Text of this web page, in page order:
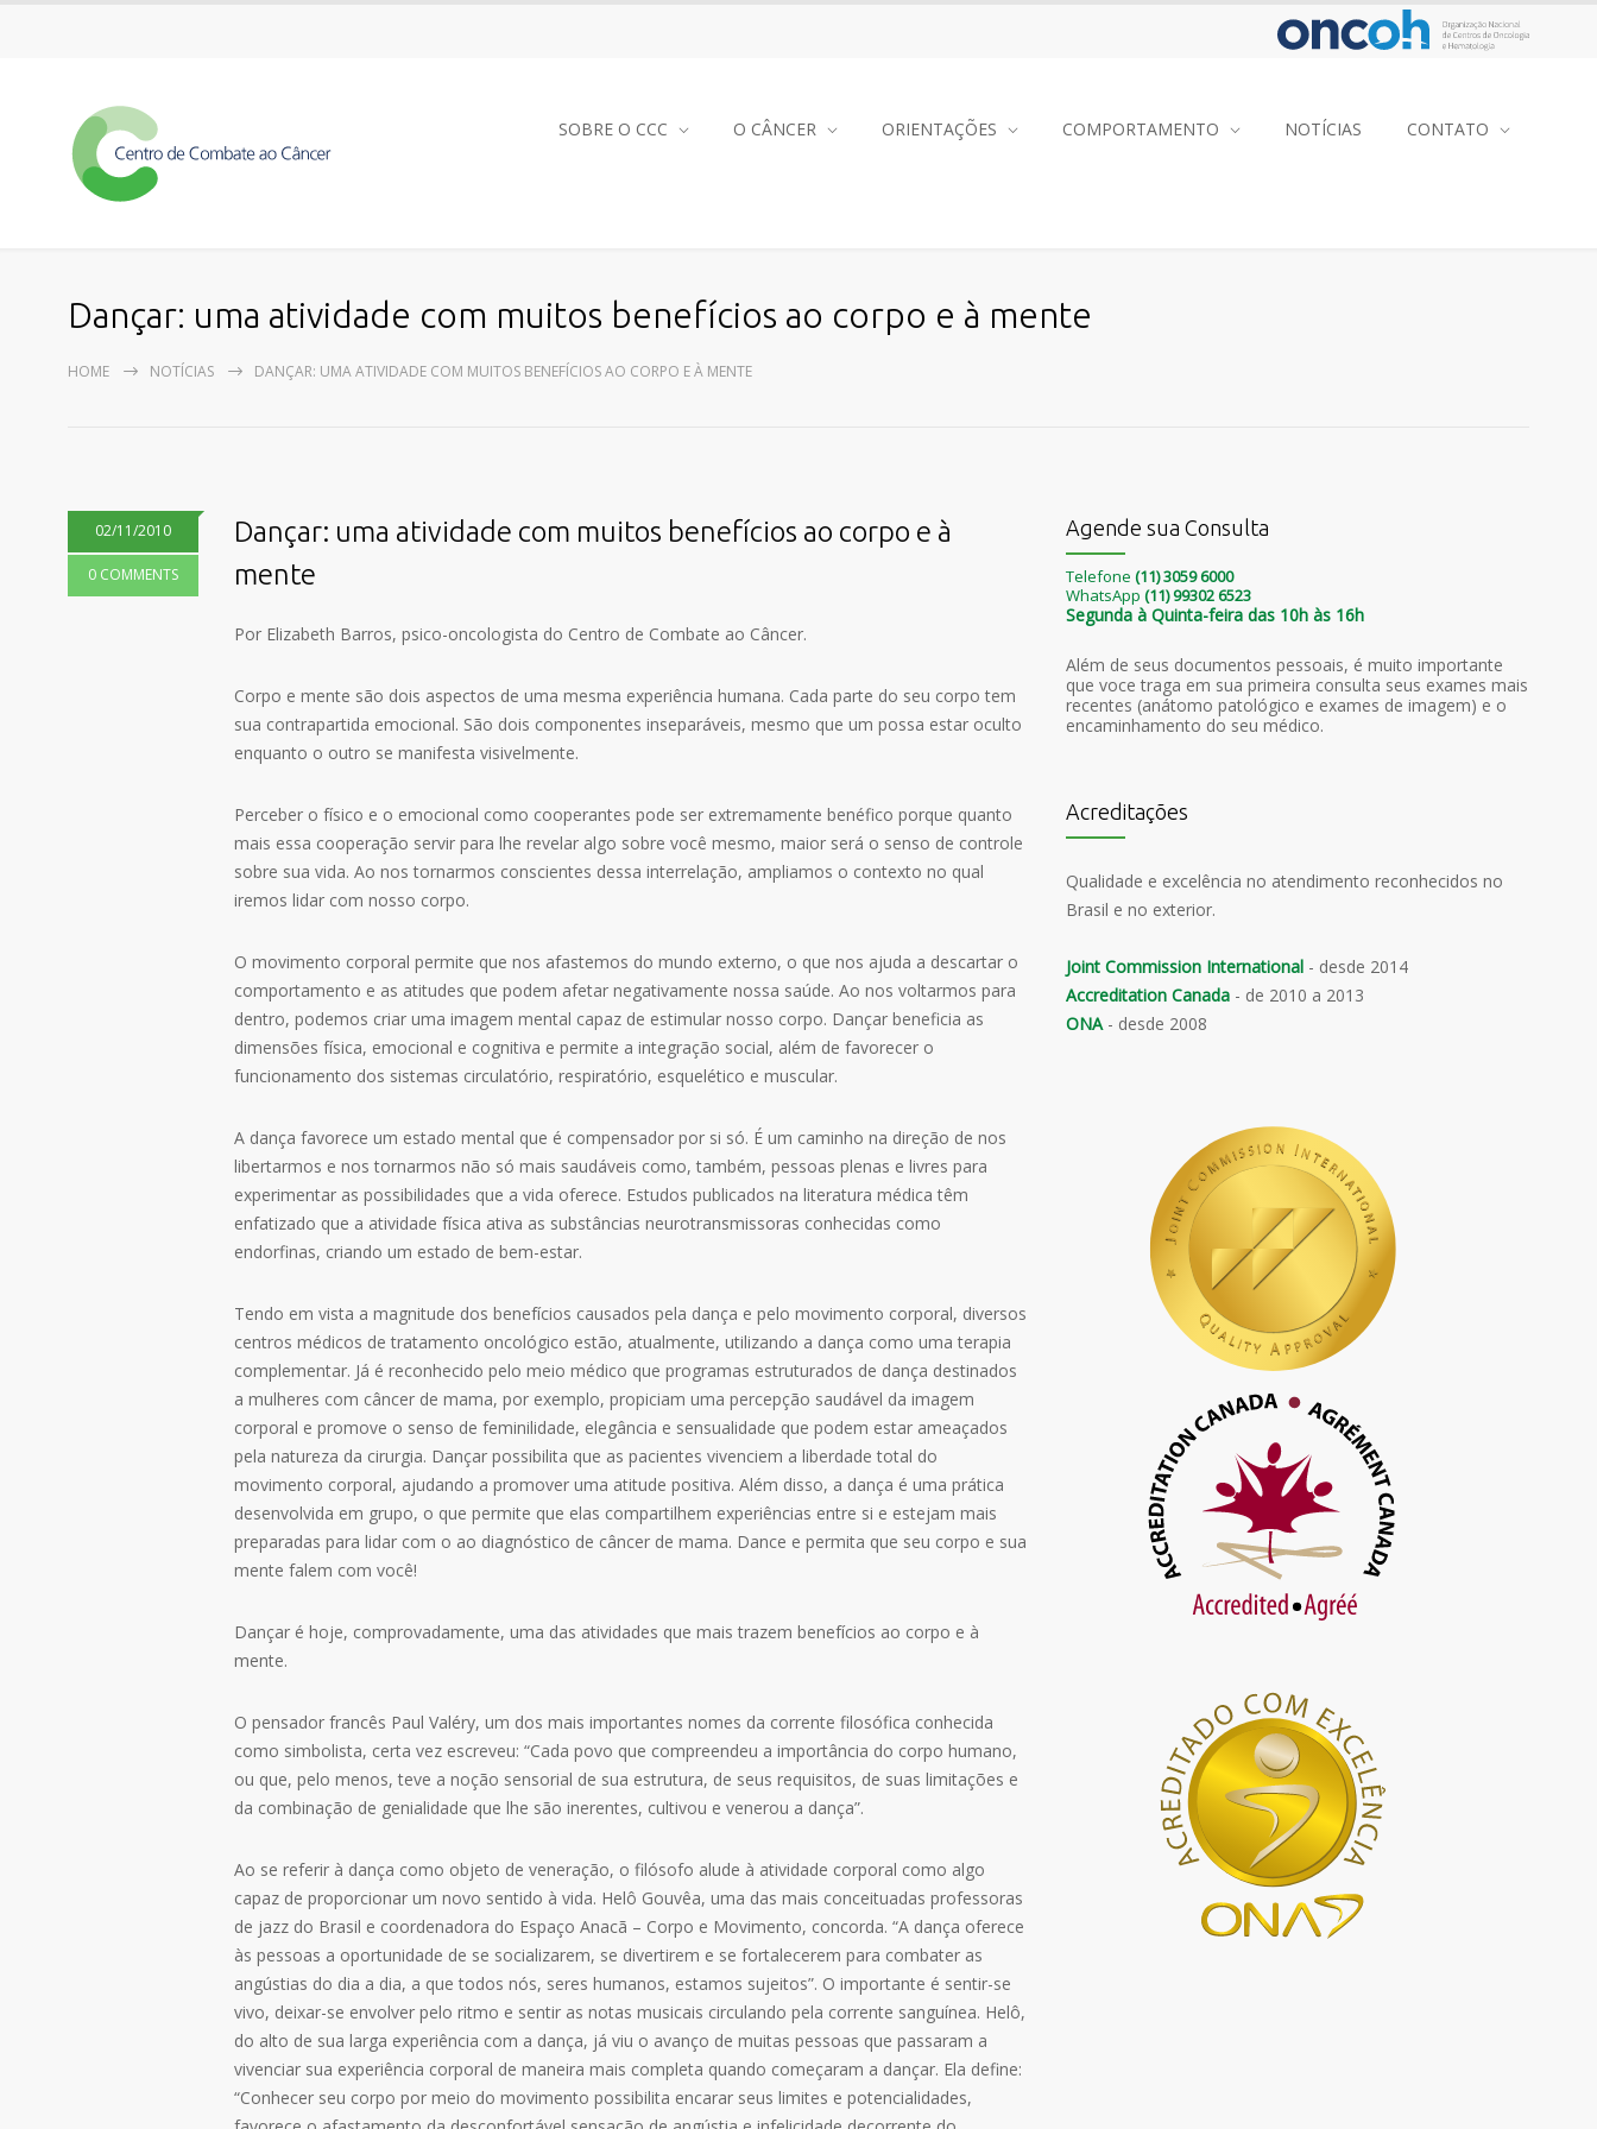
SOBRE O CCC O CÂNCER ORIENTAÇÕES COMPORTAMENTO NOTÍCIAS CONTATO
Dançar: uma atividade com muitos benefícios ao corpo e à mente
HOME NOTÍCIAS DANÇAR: UMA ATIVIDADE COM MUITOS BENEFÍCIOS AO CORPO E À MENTE
02/11/2010
0 COMMENTS
Dançar: uma atividade com muitos benefícios ao corpo e à
mente
Por Elizabeth Barros, psico-oncologista do Centro de Combate ao Câncer.
Corpo e mente são dois aspectos de uma mesma experiência humana. Cada parte do seu corpo tem
sua contrapartida emocional. São dois componentes inseparáveis, mesmo que um possa estar oculto
enquanto o outro se manifesta visivelmente.
Perceber o físico e o emocional como cooperantes pode ser extremamente benéfico porque quanto
mais essa cooperação servir para lhe revelar algo sobre você mesmo, maior será o senso de controle
sobre sua vida. Ao nos tornarmos conscientes dessa interrelação, ampliamos o contexto no qual
iremos lidar com nosso corpo.
O movimento corporal permite que nos afastemos do mundo externo, o que nos ajuda a descartar o
comportamento e as atitudes que podem afetar negativamente nossa saúde. Ao nos voltarmos para
dentro, podemos criar uma imagem mental capaz de estimular nosso corpo. Dançar beneficia as
dimensões física, emocional e cognitiva e permite a integração social, além de favorecer o
funcionamento dos sistemas circulatório, respiratório, esquelético e muscular.
A dança favorece um estado mental que é compensador por si só. É um caminho na direção de nos
libertarmos e nos tornarmos não só mais saudáveis como, também, pessoas plenas e livres para
experimentar as possibilidades que a vida oferece. Estudos publicados na literatura médica têm
enfatizado que a atividade física ativa as substâncias neurotransmissoras conhecidas como
endorfinas, criando um estado de bem-estar.
Tendo em vista a magnitude dos benefícios causados pela dança e pelo movimento corporal, diversos
centros médicos de tratamento oncológico estão, atualmente, utilizando a dança como uma terapia
complementar. Já é reconhecido pelo meio médico que programas estruturados de dança destinados
a mulheres com câncer de mama, por exemplo, propiciam uma percepção saudável da imagem
corporal e promove o senso de feminilidade, elegância e sensualidade que podem estar ameaçados
pela natureza da cirurgia. Dançar possibilita que as pacientes vivenciem a liberdade total do
movimento corporal, ajudando a promover uma atitude positiva. Além disso, a dança é uma prática
desenvolvida em grupo, o que permite que elas compartilhem experiências entre si e estejam mais
preparadas para lidar com o ao diagnóstico de câncer de mama. Dance e permita que seu corpo e sua
mente falem com você!
Dançar é hoje, comprovadamente, uma das atividades que mais trazem benefícios ao corpo e à
mente.
O pensador francês Paul Valéry, um dos mais importantes nomes da corrente filosófica conhecida
como simbolista, certa vez escreveu: “Cada povo que compreendeu a importância do corpo humano,
ou que, pelo menos, teve a noção sensorial de sua estrutura, de seus requisitos, de suas limitações e
da combinação de genialidade que lhe são inerentes, cultivou e venerou a dança”.
Ao se referir à dança como objeto de veneração, o filósofo alude à atividade corporal como algo
capaz de proporcionar um novo sentido à vida. Helô Gouvêa, uma das mais conceituadas professoras
de jazz do Brasil e coordenadora do Espaço Anacã – Corpo e Movimento, concorda. “A dança oferece
às pessoas a oportunidade de se socializarem, se divertirem e se fortalecerem para combater as
angústias do dia a dia, a que todos nós, seres humanos, estamos sujeitos”. O importante é sentir-se
vivo, deixar-se envolver pelo ritmo e sentir as notas musicais circulando pela corrente sanguínea. Helô,
do alto de sua larga experiência com a dança, já viu o avanço de muitas pessoas que passaram a
vivenciar sua experiência corporal de maneira mais completa quando começaram a dançar. Ela define:
“Conhecer seu corpo por meio do movimento possibilita encarar seus limites e potencialidades,
Agende sua Consulta
Telefone (11) 3059 6000
WhatsApp (11) 99302 6523
Segunda à Quinta-feira das 10h às 16h
Além de seus documentos pessoais, é muito importante
que voce traga em sua primeira consulta seus exames mais
recentes (anátomo patológico e exames de imagem) e o
encaminhamento do seu médico.
Acreditações
Qualidade e excelência no atendimento reconhecidos no
Brasil e no exterior.
Joint Commission International - desde 2014
Accreditation Canada - de 2010 a 2013
ONA- desde 2008